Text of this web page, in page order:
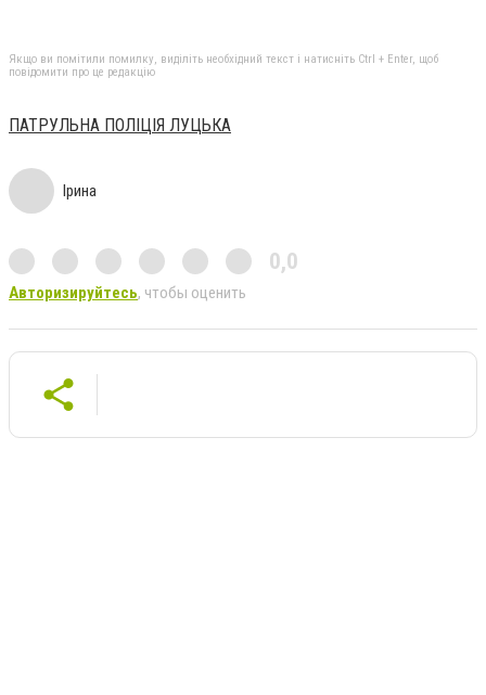
Якщо ви помітили помилку, виділіть необхідний текст і натисніть Ctrl + Enter, щоб
повідомити про це редакцію
ПАТРУЛЬНА ПОЛІЦІЯ ЛУЦЬКА
Ірина
0,0
Авторизируйтесь, чтобы оценить